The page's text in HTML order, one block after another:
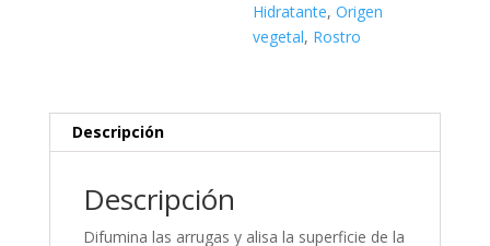
Hidratante,Origen
vegetal, Rostro
Descripción
Descripción
Difumina las arrugas y alisa la superficie de la